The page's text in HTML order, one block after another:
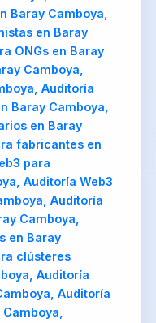
Baray Camboya,
en Baray
ONGs en Baray
Camboya,
Auditoría
Baray Camboya,
en Baray
fabricantes en
para
Auditoría Web3
Auditoría
Camboya,
en Baray
clústeres
Auditoría
Auditoría